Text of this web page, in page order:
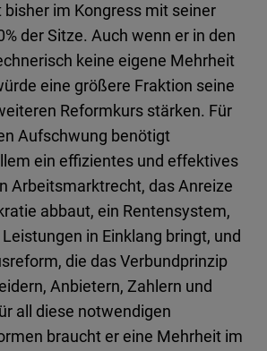
im Kongress mit seiner
der Sitze. Auch wenn er in den
keine eigene Mehrheit
eine größere Fraktion seine
Reformkurs stärken. Für
Aufschwung benötigt
ein effizientes und effektives
Arbeitsmarktrecht, das Anreize
abbaut, ein Rentensystem,
in Einklang bringt, und
die das Verbundprinzip
Anbietern, Zahlern und
all diese notwendigen
braucht er eine Mehrheit im